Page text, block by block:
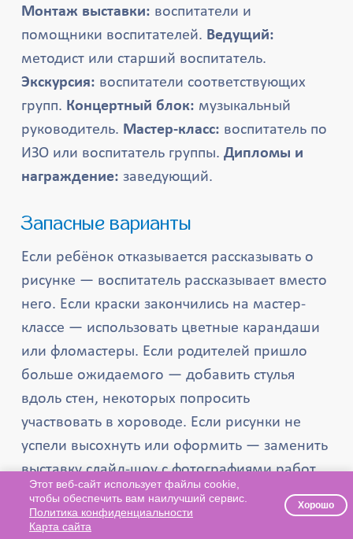
Монтаж выставки: воспитатели и
помощники воспитателей. Ведущий:
методист или старший воспитатель.
Экскурсия: воспитатели соответствующих
групп. Концертный блок: музыкальный
руководитель. Мастер-класс: воспитатель по
ИЗО или воспитатель группы.Дипломы и
награждение: заведующий.
Запасные варианты
Если ребёнок отказывается рассказывать о
рисунке — воспитатель рассказывает вместо
него. Если краски закончились на мастер-
классе — использовать цветные карандаши
или фломастеры. Если родителей пришло
больше ожидаемого — добавить стулья
вдоль стен, некоторых попросить
участвовать в хороводе. Если рисунки не
успели высохнуть или оформить — заменить
выставку слайд-шоу с фотографиями работ.
Общие рекомендации
Этот веб-сайт использует файлы cookie,
чтобы обеспечить вам наилучший сервис.
Политика конфиденциальности
Карта сайта
Хорошо